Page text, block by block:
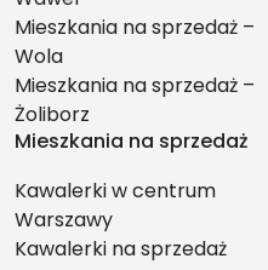
Mieszkania na sprzedaż –
Wola
Mieszkania na sprzedaż –
Żoliborz
Mieszkania na sprzedaż
Kawalerki w centrum
Warszawy
Kawalerki na sprzedaż